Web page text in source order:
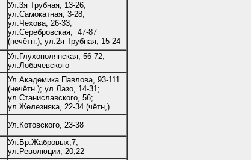
Ул.3я Трубная, 13-26;
ул.Самокатная, 3-28;
ул.Чехова, 26-33;
ул.Серебровская, 47-87
(нечётн.); ул.2я Трубная, 15-24
Ул.Глухополянская, 56-72;
ул.Лобачевского
Ул.Академика Павлова, 93-111
(нечётн.); ул.Лазо, 14-31;
ул.Станиславского, 56;
ул.Железняка, 22-34 (чётн,)
Ул.Котовского, 23-38
Ул.Бр.Жабровых,7;
ул.Революции, 20,22